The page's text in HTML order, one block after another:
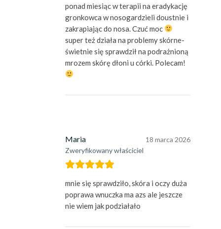
ponad miesiąc w terapii na eradykację
gronkowca w nosogardzieli doustnie i
zakrapiając do nosa. Czuć moc
super też działa na problemy skórne-
świetnie się sprawdził na podrażnioną
mrozem skórę dłoni u córki. Polecam!
Maria
Zweryfikowany właściciel
18 marca 2026
mnie się sprawdziło, skóra i oczy duża
poprawa wnuczka ma azs ale jeszcze
nie wiem jak podziałało